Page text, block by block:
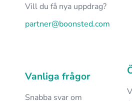
Vill du få nya uppdrag?
partner@boonsted.com
Vanliga frågor
Snabba svar om